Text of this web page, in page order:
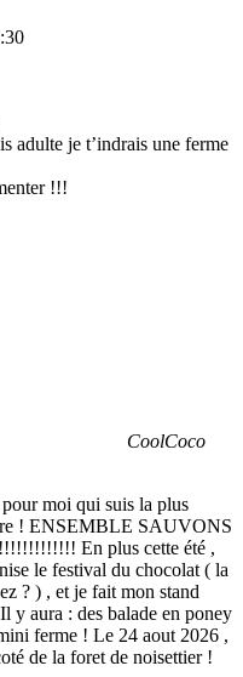
adulte je t’indrais une ferme
!!!
CoolCoco
moi qui suis la plus
! ENSEMBLE SAUVONS
En plus cette été ,
le festival du chocolat ( la
? ) , et je fait mon stand
y aura : des balade en poney
ferme ! Le 24 aout 2026 ,
de la foret de noisettier !